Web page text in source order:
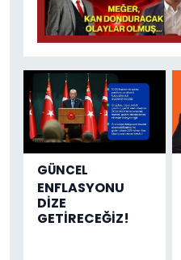
GÜNCEL
ENFLASYONU
DİZE
GETİRECEĞİZ!